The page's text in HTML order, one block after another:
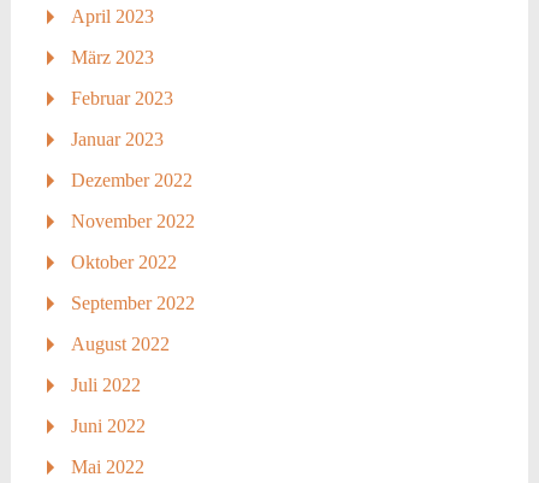
April 2023
März 2023
Februar 2023
Januar 2023
Dezember 2022
November 2022
Oktober 2022
September 2022
August 2022
Juli 2022
Juni 2022
Mai 2022